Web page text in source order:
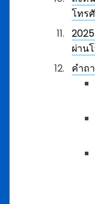
โทร
ผ่าน
คำถ